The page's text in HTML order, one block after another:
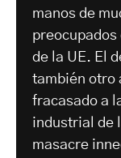
manos de
de la UE. El
también otro
fracasado a
industrial de
masacre